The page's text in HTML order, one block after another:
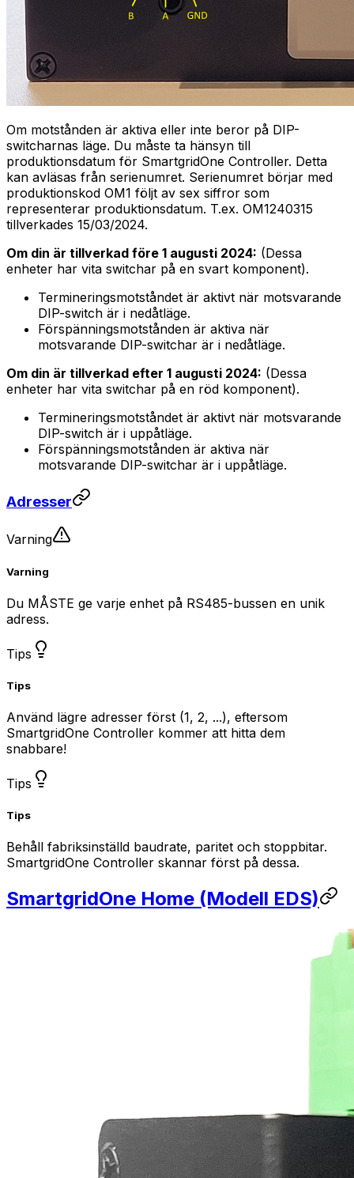
Om motstånden är aktiva eller inte beror på DIP-
switcharnas läge. Du måste ta hänsyn till
produktionsdatum för SmartgridOne Controller. Detta
kan avläsas från serienumret. Serienumret börjar med
produktionskod OM1 följt av sex siffror som
representerar produktionsdatum. T.ex. OM1240315
tillverkades 15/03/2024.
Om din är tillverkad före 1 augusti 2024: (Dessa
enheter har vita switchar på en svart komponent).
Termineringsmotståndet är aktivt när motsvarande
DIP-switch är i nedåtläge.
Förspänningsmotstånden är aktiva när
motsvarande DIP-switchar är i nedåtläge.
Om din är tillverkad efter 1 augusti 2024: (Dessa
enheter har vita switchar på en röd komponent).
Termineringsmotståndet är aktivt när motsvarande
DIP-switch är i uppåtläge.
Förspänningsmotstånden är aktiva när
motsvarande DIP-switchar är i uppåtläge.
Adresser
Varning
Varning
Du MÅSTE ge varje enhet på RS485-bussen en unik
adress.
Tips
Tips
Använd lägre adresser först (1, 2, ...), eftersom
SmartgridOne Controller kommer att hitta dem
snabbare!
Tips
Tips
Behåll fabriksinställd baudrate, paritet och stoppbitar.
SmartgridOne Controller skannar först på dessa.
SmartgridOne Home (Modell EDS)